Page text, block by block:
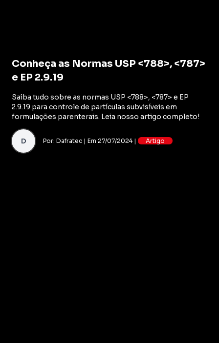
Conheça as Normas USP <788>, <787>
e EP 2.9.19
Saiba tudo sobre as normas USP <788>, <787> e EP
2.9.19 para controle de partículas subvisíveis em
formulações parenterais. Leia nosso artigo completo!
D Por: Dafratec | Em 27/07/2024 | Artigo